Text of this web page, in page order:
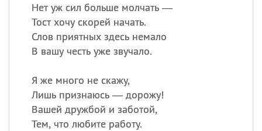
Нет уж сил больше молчать —
Тост хочу скорей начать.
Слов приятных здесь немало
В вашу честь уже звучало.
Я же много не скажу,
Лишь признаюсь — дорожу!
Вашей дружбой и заботой,
Тем, что любите работу.
покровителя всех
09.08
ИМЕНА
Сегодня празднуют именины